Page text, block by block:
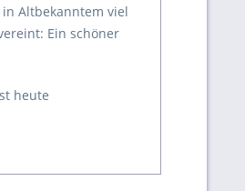
Altbekanntem viel
Ein schöner
heute